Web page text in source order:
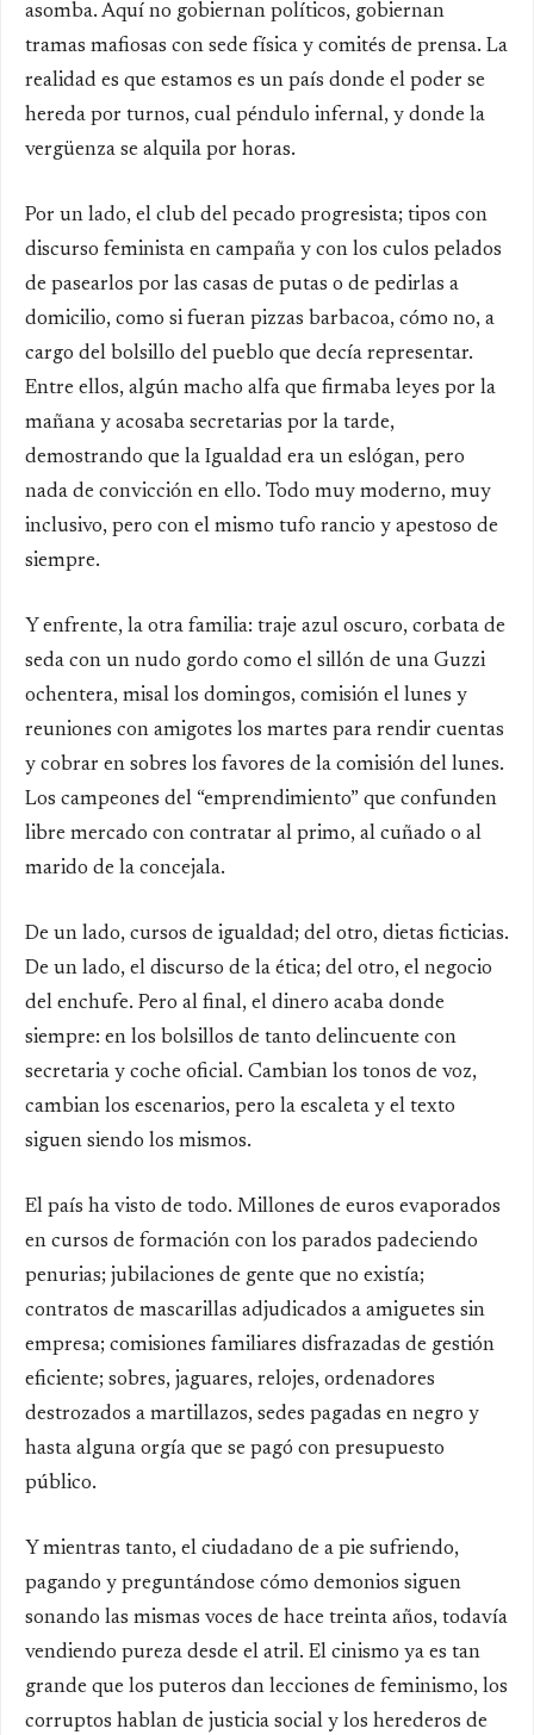
asomba. Aquí no gobiernan políticos, gobiernan
tramas mafiosas con sede física y comités de prensa. La
realidad es que estamos es un país donde el poder se
hereda por turnos, cual péndulo infernal, y donde la
vergüenza se alquila por horas.
Por un lado, el club del pecado progresista; tipos con
discurso feminista en campaña y con los culos pelados
de pasearlos por las casas de putas o de pedirlas a
domicilio, como si fueran pizzas barbacoa, cómo no, a
cargo del bolsillo del pueblo que decía representar.
Entre ellos, algún macho alfa que firmaba leyes por la
mañana y acosaba secretarias por la tarde,
demostrando que la Igualdad era un eslógan, pero
nada de convicción en ello. Todo muy moderno, muy
inclusivo, pero con el mismo tufo rancio y apestoso de
siempre.
Y enfrente, la otra familia: traje azul oscuro, corbata de
seda con un nudo gordo como el sillón de una Guzzi
ochentera, misal los domingos, comisión el lunes y
reuniones con amigotes los martes para rendir cuentas
y cobrar en sobres los favores de la comisión del lunes.
Los campeones del “emprendimiento” que confunden
libre mercado con contratar al primo, al cuñado o al
marido de la concejala.
De un lado, cursos de igualdad; del otro, dietas ficticias.
De un lado, el discurso de la ética; del otro, el negocio
del enchufe. Pero al final, el dinero acaba donde
siempre: en los bolsillos de tanto delincuente con
secretaria y coche oficial. Cambian los tonos de voz,
cambian los escenarios, pero la escaleta y el texto
siguen siendo los mismos.
El país ha visto de todo. Millones de euros evaporados
en cursos de formación con los parados padeciendo
penurias; jubilaciones de gente que no existía;
contratos de mascarillas adjudicados a amiguetes sin
empresa; comisiones familiares disfrazadas de gestión
eficiente; sobres, jaguares, relojes, ordenadores
destrozados a martillazos, sedes pagadas en negro y
hasta alguna orgía que se pagó con presupuesto
público.
Y mientras tanto, el ciudadano de a pie sufriendo,
pagando y preguntándose cómo demonios siguen
sonando las mismas voces de hace treinta años, todavía
vendiendo pureza desde el atril. El cinismo ya es tan
grande que los puteros dan lecciones de feminismo, los
corruptos hablan de justicia social y los herederos de